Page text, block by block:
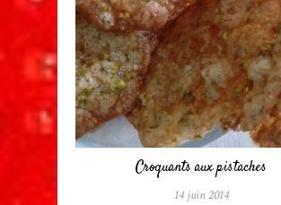
Croquants aux pistaches
14 juin 2014